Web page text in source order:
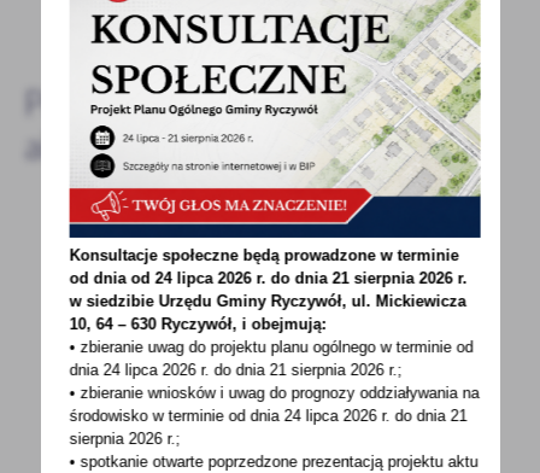
DODAJ KOMENTARZ
Pozostałe
aktualności
28 - 02 - 2022
ZBIÓRKA DLA UCHODŹCÓW Z UKRAINY
LINK DO STRONY Z AKTUALNĄ LISTĄ
POTRZEB: https://ryczywol.pl/aktualnosci/aktu
alna-lista-potrzeb-dla-uchodzcow-z-
ukrainy.html?preview=
Konsultacje społeczne będą prowadzone w terminie
od dnia od 24 lipca 2026 r. do dnia 21 sierpnia 2026 r.
w siedzibie Urzędu Gminy Ryczywół, ul. Mickiewicza
10, 64 – 630 Ryczywół, i obejmują:
• zbieranie uwag do projektu planu ogólnego w terminie od
dnia 24 lipca 2026 r. do dnia 21 sierpnia 2026 r.;
• zbieranie wniosków i uwag do prognozy oddziaływania na
środowisko w terminie od dnia 24 lipca 2026 r. do dnia 21
sierpnia 2026 r.;
• spotkanie otwarte poprzedzone prezentacją projektu aktu